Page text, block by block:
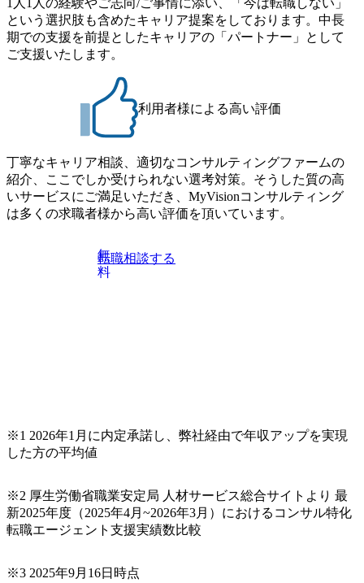
サルティング経験5年以上 ● 戦略コンサルタント ・4年生大
学卒業に限る ・以下のいずれかの実務経験を有する方
- MBB及び戦略ファームでのコンサルティング経験2年以
上 - BIG4のStrategy部門におけるコンサルティング経験2
プし、バイタリティーを持ってチャレンジできる方 ・自ら
コンサル業界やクライアント動向を把握し、クライアント
や自社への提案などに積極的に関わることができる方 ・ス
ケジューリング(優先順位付け含む)など、ビジネスベーシッ
クスキルが習得できている方
● 当日の流れ 受付 → 会社説明会 → 面接(会社説明会終了
後、随時ご案内) ※全てリモートにて実施します。 ※参加
される方に個別に当日の面接案内をお送りいたします。 ※
通常の選考フローと異なり、事前に適性検査をご受検いた
だきます。 ● 詳細 デジタルイノベーション事業部でのポジ
ションサーチになります。 ご経験やスキル、そして適性や
志向性に合わせて、以下のいずれかの役割でご活躍いただ
きます。 ※本求人はレバテック株式会社の雇用となりま
す。 ＜ITコンサルタント＞ Webアプリケーション、SaaS系
の領域において、大手・ベンチャー・スタートアップ企業
に対する課題解決支援を行います。 直近の案件では、大規
模基幹システムにおける最上流のPoC(概念実証)支援から構
います。 生成AIなどの最新技術とシステムを活用し、顧客
の業務革新と効率化の実現に貢献します。 ＜PL/PM＞ 顧客
ご担当いただき、当社の社員が業務面をサポートしつつ、
徐々に対応範囲を広げていただきます。 ＜QAエンジニア＞
ルティング領域)から参画いただきます。 課題選定から顧客
への企画提案、そして実行までを一気通貫で支援していた
だきます。 アジャイル開発を通じて顧客の要望や提案を柔
軟に取り入れながら改善サイクルを回すため、ご自身の提
きます。 ● 勤務地 東京都渋谷区渋谷3丁目6-7 渋谷金王タワ
1人1人の経験やご志向/ご事情に添い、「今は転職しない」
という選択肢も含めたキャリア提案をしております。中長
期での支援を前提としたキャリアの「パートナー」として
ご支援いたします。
利用者様による高い評価
丁寧なキャリア相談、適切なコンサルティングファームの
紹介、ここでしか受けられない選考対策。そうした質の高
いサービスにご満足いただき、MyVisionコンサルティング
は多くの求職者様から高い評価を頂いています。
無
料
転職相談する
※1 2026年1月に内定承諾し、弊社経由で年収アップを実現
した方の平均値
※2 厚生労働省職業安定局 人材サービス総合サイトより 最
新2025年度（2025年4月~2026年3月）におけるコンサル特化
転職エージェント支援実績数比較
※3 2025年9月16日時点